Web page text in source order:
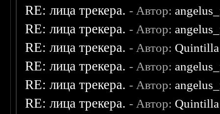
RE: лица трекера. - Автор:
RE: лица трекера. - Автор:
RE: лица трекера. - Автор: Quintilla
RE: лица трекера. - Автор:
RE: лица трекера. - Автор:
RE: лица трекера. - Автор: Quintilla